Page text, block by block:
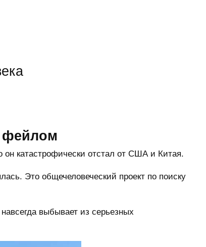
фейлом
катастрофически отстал от США и Китая.
Это общечеловеческий проект по поиску
выбывает из серьезных